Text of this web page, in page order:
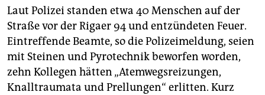
Laut Polizei standen etwa 40 Menschen auf der
Straße vor der Rigaer 94 und entzündeten Feuer.
Eintreffende Beamte, so die Polizeimeldung, seien
mit Steinen und Pyrotechnik beworfen worden,
zehn Kollegen hätten „Atemwegsreizungen,
Knalltraumata und Prellungen“ erlitten. Kurz